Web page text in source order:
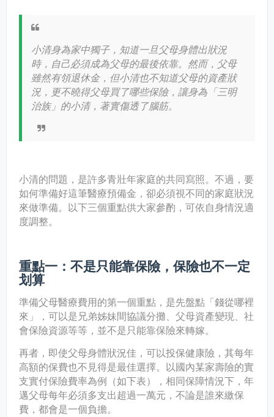
小清身為家中獨子，知道一旦父母身體出狀況
時，自己必須成為父母的最後依靠。然而，父母
雖然有領退休金，但小清也不知道父母的資產狀
況，更不曉得父母買了哪些保險，讓身為「三明
治族」的小清，著實傷透了腦筋。
小清的問題，是許多青壯年家庭的共同寫照。不過，要
如何準備好這筆醫療預備金，卻必須視不同的家庭狀況
來做準備。以下三個重點供大家參酌，可依自身情況適
度調整。
重點一：不是只能靠保險，保險也不一定
划算
準備父母醫療費用的第一個重點，是先盤點「錢從哪裡
來」，可以是兄弟姊妹間協議分攤、父母資產變現、社
會保險資源等等，並不是只能靠保險來轉嫁。
再者，即使父母身體狀況佳，可以投保健康險，其每年
高額的保費也不見得是最佳選擇。以國內某家壽險的實
支實付保險費率為例（如下表），相同保障情況下，年
邁父母每年必須多支出超過一萬元，不論是誰來繳保
費，都會是一個負擔。